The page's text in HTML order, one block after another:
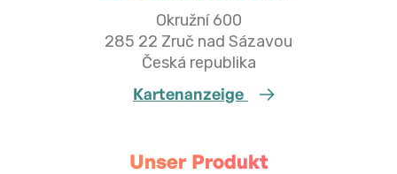
Okružní 600
285 22 Zruč nad Sázavou
Česká republika
Kartenanzeige
Unser Produkt